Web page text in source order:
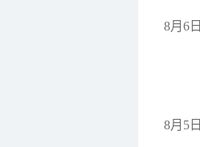
8月6日
8月5日